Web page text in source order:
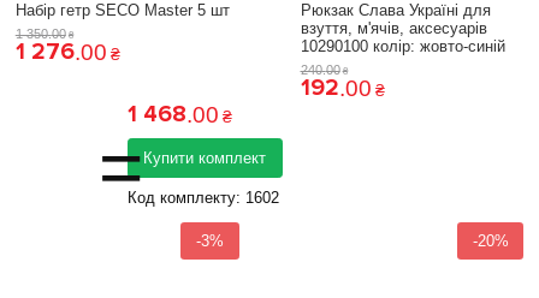
Набір гетр SECO Master 5 шт
1 350.00 ₴
1 276.00 ₴
Рюкзак Слава Україні для
взуття, м'ячів, аксесуарів
10290100 колiр: жовто-синій
240.00 ₴
192.00 ₴
=
1 468.00 ₴
Купити комплект
Код комплекту: 1602
-3% -20%